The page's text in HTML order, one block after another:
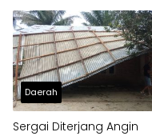
Daerah
Sergai Diterjang Angin